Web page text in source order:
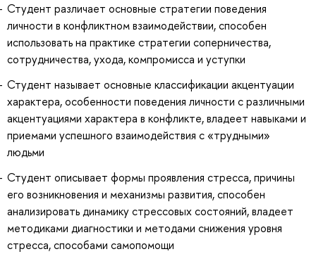
Студент различает основные стратегии поведения
личности в конфликтном взаимодействии, способен
использовать на практике стратегии соперничества,
сотрудничества, ухода, компромисса и уступки
Студент называет основные классификации акцентуации
характера, особенности поведения личности с различными
акцентуациями характера в конфликте, владеет навыками и
приемами успешного взаимодействия с «трудными»
людьми
Студент описывает формы проявления стресса, причины
его возникновения и механизмы развития, способен
анализировать динамику стрессовых состояний, владеет
методиками диагностики и методами снижения уровня
стресса, способами самопомощи